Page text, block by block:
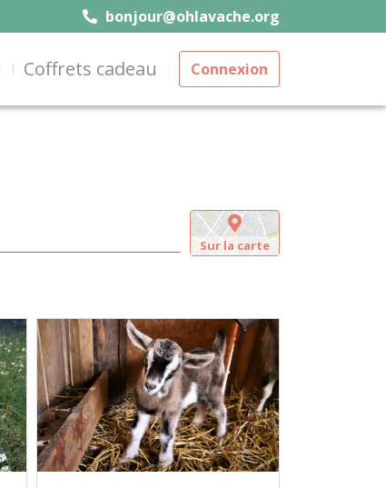
bonjour@ohlavache.org
Coffrets cadeau Connexion
Sur la carte